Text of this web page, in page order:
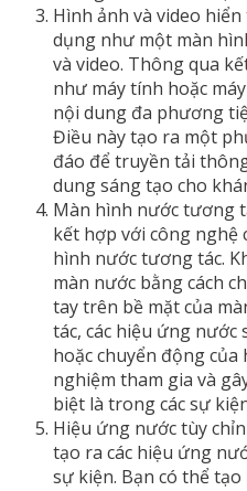
Hình ảnh và video
dụng như một màn
và video. Thông qua
như máy tính hoặc
nội dung đa phương
Điều này tạo ra một
đáo để truyền tải
dung sáng tạo cho
Màn hình nước tương
kết hợp với công nghệ
hình nước tương tác.
màn nước bằng cách
tay trên bề mặt của
tác, các hiệu ứng nước
hoặc chuyển động
nghiệm tham gia và
biệt là trong các sự
Hiệu ứng nước tùy
tạo ra các hiệu ứng
sự kiện. Bạn có thể